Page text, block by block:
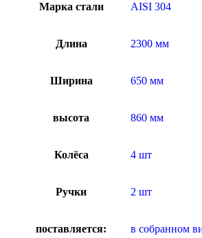
Марка стали AISI 304
Длина 2300 мм
Ширина 650 мм
высота 860 мм
Колёса 4 шт
Ручки 2 шт
поставляется: в собранном